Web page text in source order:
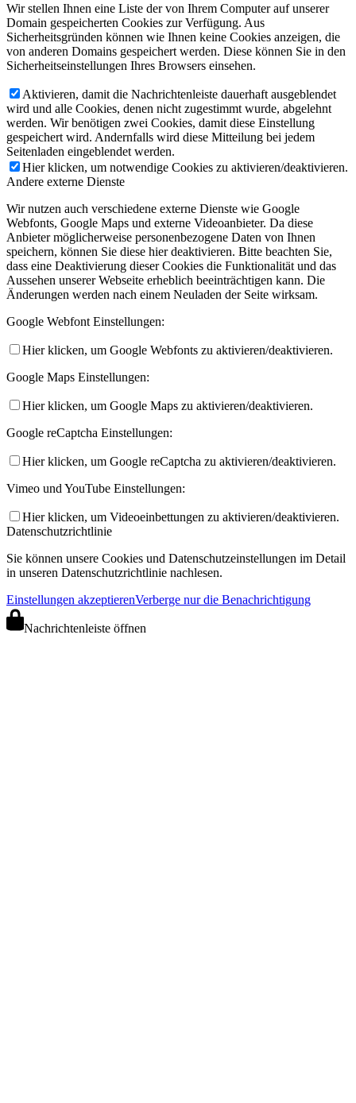
Wir stellen Ihnen eine Liste der von Ihrem Computer auf unserer
Domain gespeicherten Cookies zur Verfügung. Aus
Sicherheitsgründen können wie Ihnen keine Cookies anzeigen, die
von anderen Domains gespeichert werden. Diese können Sie in den
Sicherheitseinstellungen Ihres Browsers einsehen.
Aktivieren, damit die Nachrichtenleiste dauerhaft ausgeblendet
wird und alle Cookies, denen nicht zugestimmt wurde, abgelehnt
werden. Wir benötigen zwei Cookies, damit diese Einstellung
gespeichert wird. Andernfalls wird diese Mitteilung bei jedem
Seitenladen eingeblendet werden.
Hier klicken, um notwendige Cookies zu aktivieren/deaktivieren.
Andere externe Dienste
Wir nutzen auch verschiedene externe Dienste wie Google
Webfonts, Google Maps und externe Videoanbieter. Da diese
Anbieter möglicherweise personenbezogene Daten von Ihnen
speichern, können Sie diese hier deaktivieren. Bitte beachten Sie,
dass eine Deaktivierung dieser Cookies die Funktionalität und das
Aussehen unserer Webseite erheblich beeinträchtigen kann. Die
Änderungen werden nach einem Neuladen der Seite wirksam.
Google Webfont Einstellungen:
Hier klicken, um Google Webfonts zu aktivieren/deaktivieren.
Google Maps Einstellungen:
Hier klicken, um Google Maps zu aktivieren/deaktivieren.
Google reCaptcha Einstellungen:
Hier klicken, um Google reCaptcha zu aktivieren/deaktivieren.
Vimeo und YouTube Einstellungen:
Hier klicken, um Videoeinbettungen zu aktivieren/deaktivieren.
Datenschutzrichtlinie
Sie können unsere Cookies und Datenschutzeinstellungen im Detail
in unseren Datenschutzrichtlinie nachlesen.
Einstellungen akzeptierenVerberge nur die Benachrichtigung
Nachrichtenleiste öffnen